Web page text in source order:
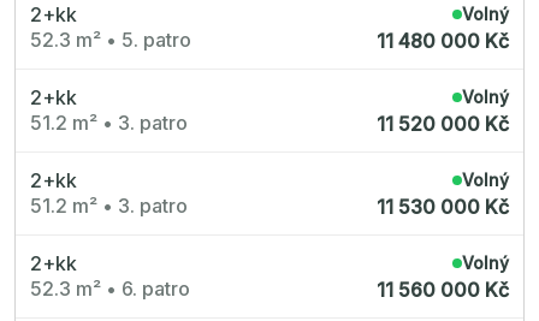
2+kk
52.3 m² • 5. patro
Volný
11 480 000 Kč
2+kk
51.2 m² • 3. patro
Volný
11 520 000 Kč
2+kk
51.2 m² • 3. patro
Volný
11 530 000 Kč
2+kk
52.3 m² • 6. patro
Volný
11 560 000 Kč